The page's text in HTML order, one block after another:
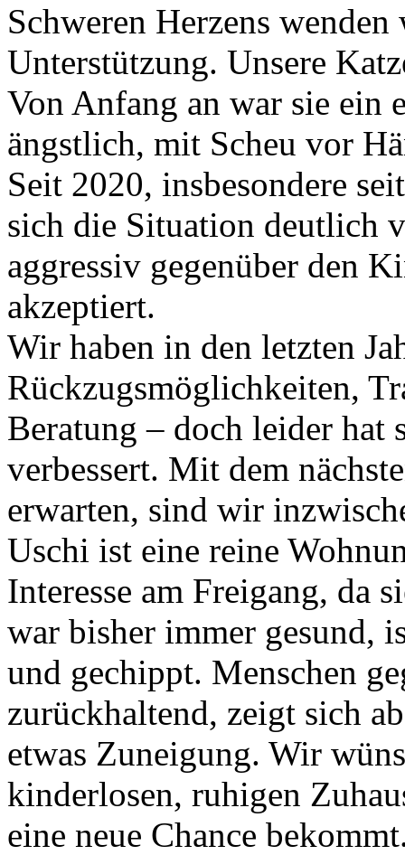
Schweren Herzens
Unterstützung. Unsere
Von Anfang an war sie ein
ängstlich, mit Scheu vor
Seit 2020, insbesondere
sich die Situation deutlich
aggressiv gegenüber den
akzeptiert.
Wir haben in den letzten
Rückzugsmöglichkeiten,
Beratung – doch leider hat
verbessert. Mit dem
erwarten, sind wir
Uschi ist eine reine
Interesse am Freigang, da
war bisher immer gesund,
und gechippt. Menschen
zurückhaltend, zeigt sich
etwas Zuneigung. Wir
kinderlosen, ruhigen
eine neue Chance